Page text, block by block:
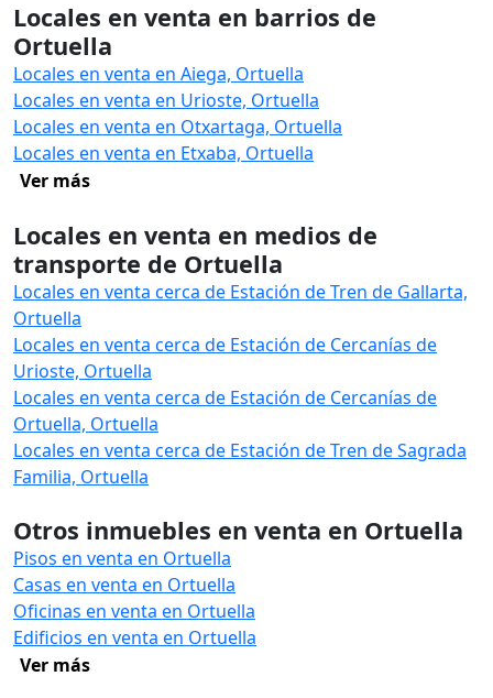
Locales en venta en barrios de
Ortuella
Locales en venta en Aiega, Ortuella
Locales en venta en Urioste, Ortuella
Locales en venta en Otxartaga, Ortuella
Locales en venta en Etxaba, Ortuella
Ver más
Locales en venta en medios de
transporte de Ortuella
Locales en venta cerca de Estación de Tren de Gallarta,
Ortuella
Locales en venta cerca de Estación de Cercanías de
Urioste, Ortuella
Locales en venta cerca de Estación de Cercanías de
Ortuella, Ortuella
Locales en venta cerca de Estación de Tren de Sagrada
Familia, Ortuella
Otros inmuebles en venta en Ortuella
Pisos en venta en Ortuella
Casas en venta en Ortuella
Oficinas en venta en Ortuella
Edificios en venta en Ortuella
Ver más